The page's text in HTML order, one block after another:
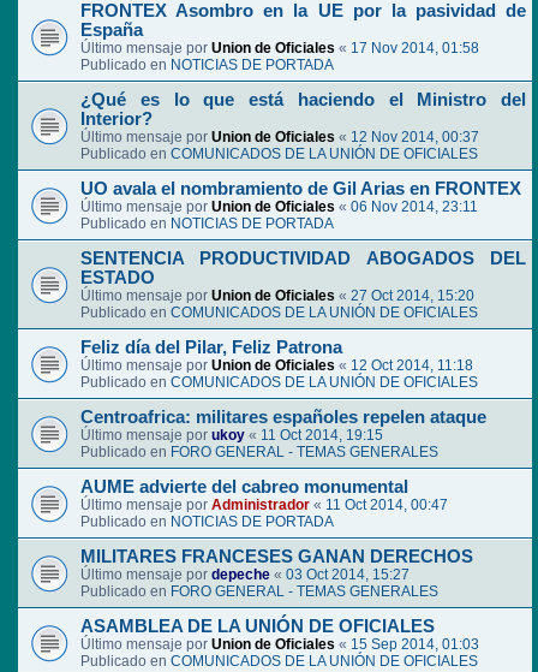
FRONTEX Asombro en la UE por la pasividad de
España
Último mensaje por Union de Oficiales « 17 Nov 2014, 01:58
Publicado en NOTICIAS DE PORTADA
¿Qué es lo que está haciendo el Ministro del
Interior?
Último mensaje por Union de Oficiales « 12 Nov 2014, 00:37
Publicado en COMUNICADOS DE LA UNIÓN DE OFICIALES
UO avala el nombramiento de Gil Arias en FRONTEX
Último mensaje por Union de Oficiales « 06 Nov 2014, 23:11
Publicado en NOTICIAS DE PORTADA
SENTENCIA PRODUCTIVIDAD ABOGADOS DEL
ESTADO
Último mensaje por Union de Oficiales « 27 Oct 2014, 15:20
Publicado en COMUNICADOS DE LA UNIÓN DE OFICIALES
Feliz día del Pilar, Feliz Patrona
Último mensaje por Union de Oficiales « 12 Oct 2014, 11:18
Publicado en COMUNICADOS DE LA UNIÓN DE OFICIALES
Centroafrica: militares españoles repelen ataque
Último mensaje por ukoy « 11 Oct 2014, 19:15
Publicado en FORO GENERAL - TEMAS GENERALES
AUME advierte del cabreo monumental
Último mensaje por Administrador « 11 Oct 2014, 00:47
Publicado en NOTICIAS DE PORTADA
MILITARES FRANCESES GANAN DERECHOS
Último mensaje por depeche « 03 Oct 2014, 15:27
Publicado en FORO GENERAL - TEMAS GENERALES
ASAMBLEA DE LA UNIÓN DE OFICIALES
Último mensaje por Union de Oficiales « 15 Sep 2014, 01:03
Publicado en COMUNICADOS DE LA UNIÓN DE OFICIALES